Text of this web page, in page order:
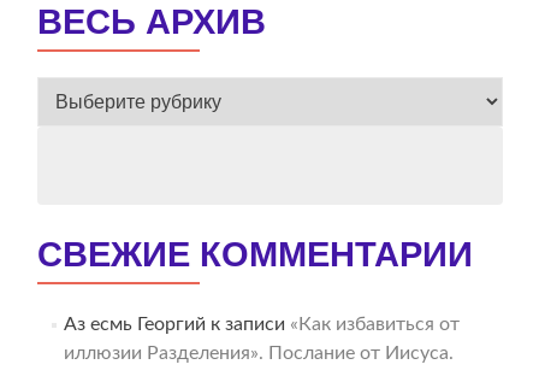
ВЕСЬ АРХИВ
ВЕСЬ
СВЕЖИЕ КОММЕНТАРИИ
Аз есмь Георгий к записи «Как избавиться от
иллюзии Разделения». Послание от Иисуса.